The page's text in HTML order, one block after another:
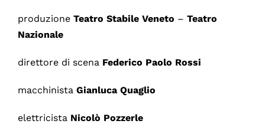
produzione Teatro Stabile Veneto – Teatro
Nazionale
direttore di scena Federico Paolo Rossi
macchinista Gianluca Quaglio
elettricista Nicolò Pozzerle